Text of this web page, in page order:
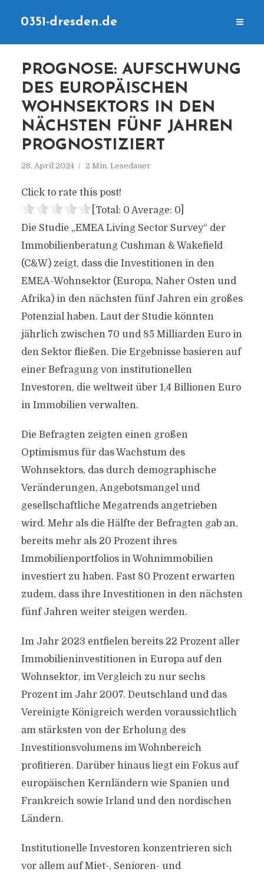
0351-dresden.de
PROGNOSE: AUFSCHWUNG
DES EUROPÄISCHEN
WOHNSEKTORS IN DEN
NÄCHSTEN FÜNF JAHREN
PROGNOSTIZIERT
28. April 2024 2 Min. Lesedauer
Click to rate this post!
[Total: 0 Average: 0]
Die Studie „EMEA Living Sector Survey“ der
Immobilienberatung Cushman & Wakefield
(C&W) zeigt, dass die Investitionen in den
EMEA-Wohnsektor (Europa, Naher Osten und
Afrika) in den nächsten fünf Jahren ein großes
Potenzial haben. Laut der Studie könnten
jährlich zwischen 70 und 85 Milliarden Euro in
den Sektor fließen. Die Ergebnisse basieren auf
einer Befragung von institutionellen
Investoren, die weltweit über 1,4 Billionen Euro
in Immobilien verwalten.
Die Befragten zeigten einen großen
Optimismus für das Wachstum des
Wohnsektors, das durch demographische
Veränderungen, Angebotsmangel und
gesellschaftliche Megatrends angetrieben
wird. Mehr als die Hälfte der Befragten gab an,
bereits mehr als 20 Prozent ihres
Immobilienportfolios in Wohnimmobilien
investiert zu haben. Fast 80 Prozent erwarten
zudem, dass ihre Investitionen in den nächsten
fünf Jahren weiter steigen werden.
Im Jahr 2023 entfielen bereits 22 Prozent aller
Immobilieninvestitionen in Europa auf den
Wohnsektor, im Vergleich zu nur sechs
Prozent im Jahr 2007. Deutschland und das
Vereinigte Königreich werden voraussichtlich
am stärksten von der Erholung des
Investitionsvolumens im Wohnbereich
profitieren. Darüber hinaus liegt ein Fokus auf
europäischen Kernländern wie Spanien und
Frankreich sowie Irland und den nordischen
Ländern.
Institutionelle Investoren konzentrieren sich
vor allem auf Miet-, Senioren- und